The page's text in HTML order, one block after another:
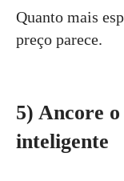
Quanto mais
preço parece.
5) Ancore
inteligente